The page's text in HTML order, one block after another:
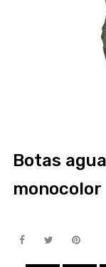
Botas
monocolor